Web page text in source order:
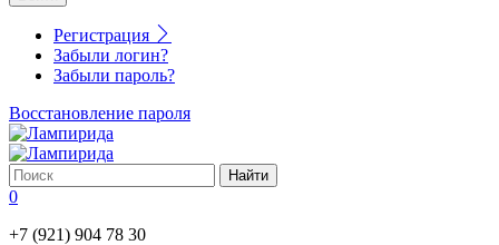
Регистрация
Забыли логин?
Забыли пароль?
Восстановление пароля
0
+7 (921) 904 78 30